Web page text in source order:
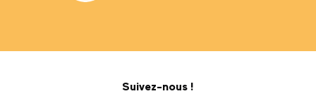
Suivez-nous !